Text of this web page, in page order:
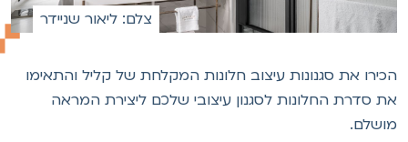
צלם: ליאור שניידר
את סגנונות עיצוב חלונות המקלחת של קליל והתאימו
סדרת החלונות לסגנון עיצובי שלכם ליצירת המראה